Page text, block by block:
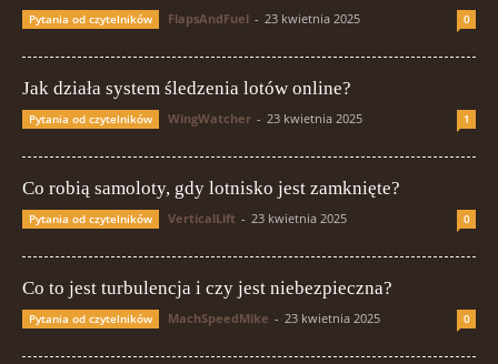
Pytania od czytelników FlapsAndFuel - 23 kwietnia 2025 0
Jak działa system śledzenia lotów online?
Pytania od czytelników WingWatcher - 23 kwietnia 2025 1
Co robią samoloty, gdy lotnisko jest zamknięte?
Pytania od czytelników VerticalLift - 23 kwietnia 2025 0
Co to jest turbulencja i czy jest niebezpieczna?
Pytania od czytelników MachSpeedMike - 23 kwietnia 2025 0